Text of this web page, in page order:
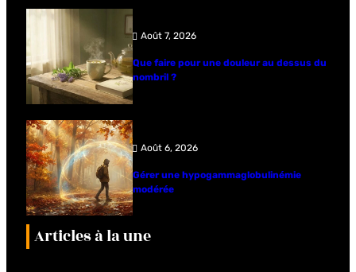
Août 7, 2026
Que faire pour une douleur au dessus du
nombril ?
Août 6, 2026
Gérer une hypogammaglobulinémie
modérée
Articles à la une